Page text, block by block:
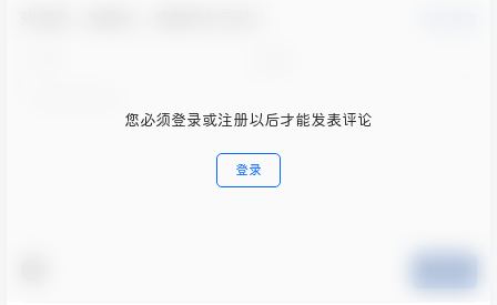
您必须登录或注册以后才能发表评论
登录